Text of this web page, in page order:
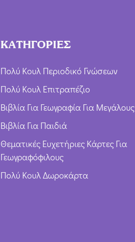
ΚΑΤΗΓΟΡΙΕΣ
Πολύ Κουλ Περιοδικό Γνώσεων
Πολύ Κουλ Επιτραπέζιο
Βιβλία Για Γεωγραφία Για Μεγάλους
Βιβλία Για Παιδιά
Θεματικές Ευχετήριες Κάρτες Για
Γεωγραφόφιλους
Πολύ Κουλ Δωροκάρτα